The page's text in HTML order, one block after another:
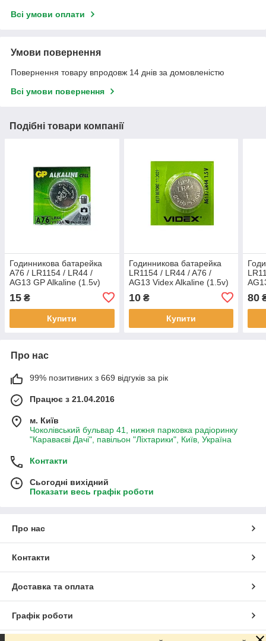
Всі умови оплати
Умови повернення
Повернення товару впродовж 14 днів за домовленістю
Всі умови повернення
Подібні товари компанії
Годинникова батарейка
A76 / LR1154 / LR44 /
AG13 GP Alkaline (1.5v)
15 ₴
Купити
Годинникова батарейка
LR1154 / LR44 / A76 /
AG13 Videx Alkaline (1.5v)
10₴
Купити
80
Про нас
99% позитивних з 669 відгуків за рік
Працює з 21.04.2016
м. Київ
Чоколівський бульвар 41, нижня парковка радіоринку
"Караваєві Дачі", павільон "Ліхтарики", Київ, Україна
Контакти
Сьогодні вихідний
Показати весь графік роботи
Про нас
Контакти
Доставка та оплата
Графік роботи